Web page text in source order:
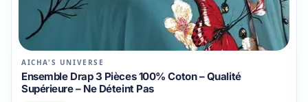
AICHA'S UNIVERSE
Ensemble Drap 3 Pièces 100% Coton – Qualité
Supérieure – Ne Déteint Pas